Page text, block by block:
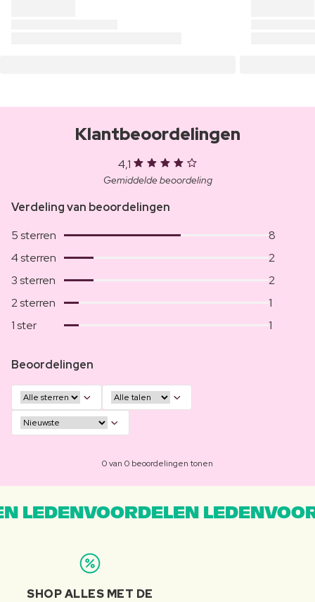
Klantbeoordelingen
4,1
Gemiddelde beoordeling
Verdeling van beoordelingen
5 sterren
8
4 sterren
2
3 sterren
2
2 sterren
1
1 ster
1
Beoordelingen
0 van 0 beoordelingen tonen
LEDENVOORDELEN
SHOP ALLES MET DE